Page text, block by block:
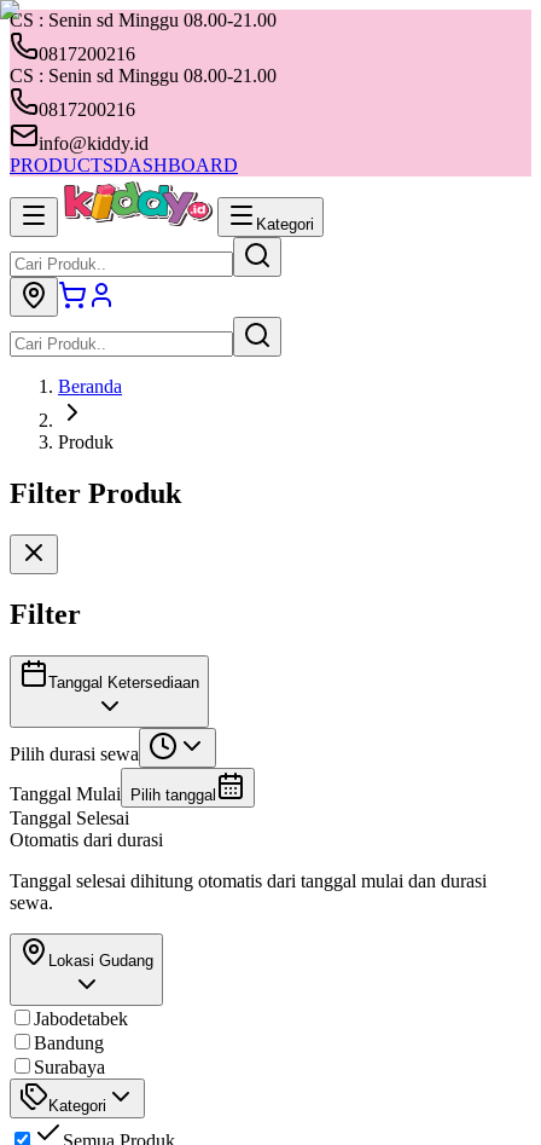
CS : Senin sd Minggu 08.00-21.00
0817200216
CS : Senin sd Minggu 08.00-21.00
0817200216
info@kiddy.id
PRODUCTSDASHBOARD
Kategori
Beranda
Produk
Filter Produk
Filter
Tanggal Ketersediaan
Pilih durasi sewa
Tanggal Mulai
Pilih tanggal
Tanggal Selesai
Otomatis dari durasi
Tanggal selesai dihitung otomatis dari tanggal mulai dan durasi
sewa.
Lokasi Gudang
Jabodetabek
Bandung
Surabaya
Kategori
Semua Produk